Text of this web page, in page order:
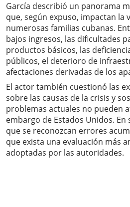
García describió un panorama
que, según expuso, impactan la
numerosas familias cubanas.
bajos ingresos, las dificultades
productos básicos, las
públicos, el deterioro de
afectaciones derivadas de los
El actor también cuestionó las
sobre las causas de la crisis y
problemas actuales no pueden
embargo de Estados Unidos.
que se reconozcan errores
que exista una evaluación más
adoptadas por las autoridades.